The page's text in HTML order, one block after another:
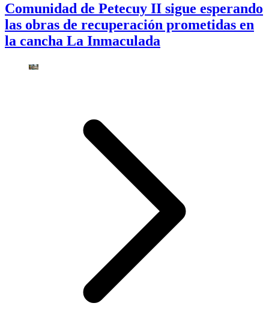
Comunidad de Petecuy II sigue esperando
las obras de recuperación prometidas en
la cancha La Inmaculada